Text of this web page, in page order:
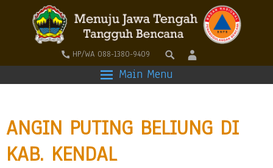
HP/WA 088-1380-9409
Main Menu
ANGIN PUTING BELIUNG DI
KAB. KENDAL